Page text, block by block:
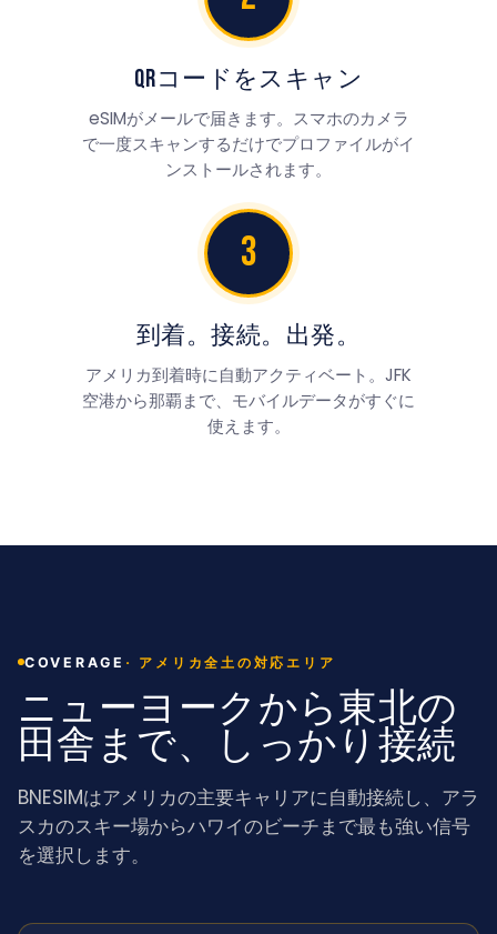
QRコードをスキャン
eSIMがメールで届きます。スマホのカメラ
で一度スキャンするだけでプロファイルがイ
ンストールされます。
3
到着。接続。出発。
アメリカ到着時に自動アクティベート。JFK
空港から那覇まで、モバイルデータがすぐに
使えます。
COVERAGE · アメリカ全土の対応エリア
ニューヨークから東北の
田舎まで、しっかり接続
BNESIMはアメリカの主要キャリアに自動接続し、アラ
スカのスキー場からハワイのビーチまで最も強い信号
を選択します。